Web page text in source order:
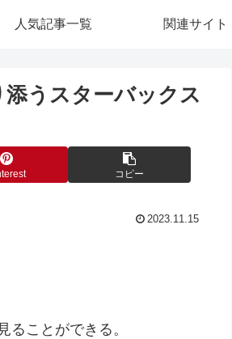
人気記事一覧 関連サイト
うスターバックス
コピー
2023.11.15
ことができる。